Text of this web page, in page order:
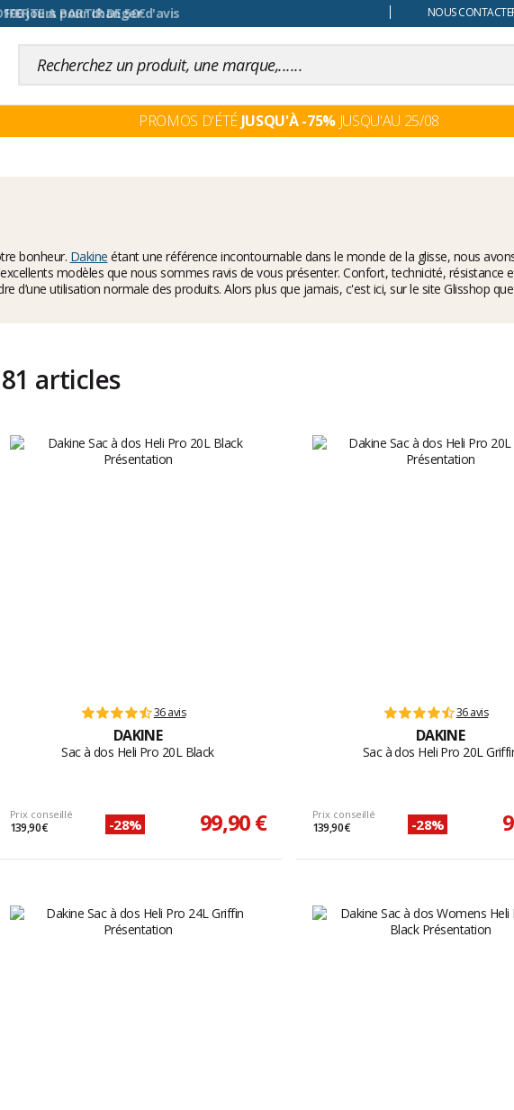
100 jours pour changer d'avis NOUS
PROMOS D'ÉTÉ JUSQU'À -75%JUSQU'AU 25/08
bonheur. Dakine étant une référence incontournable dans le monde de la glisse, nous
modèles que nous sommes ravis de vous présenter. Confort, technicité, résistance
d’une utilisation normale des produits. Alors plus que jamais, c'est ici, sur le site Glisshop
81 articles
36 avis
DAKINE
Sac à dos Heli Pro 20L Black
Prix conseillé
139,90 € -28% 99,90 €
36 avis
DAKINE
Sac à dos Heli Pro 20L
Prix conseillé
139,90 € -28%